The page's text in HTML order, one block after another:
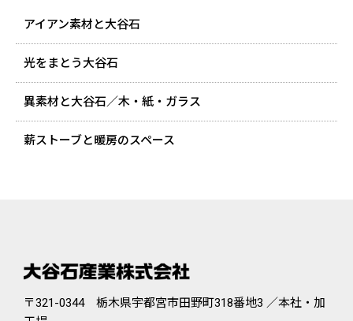
アイアン素材と大谷石
光をまとう大谷石
異素材と大谷石／木・紙・ガラス
薪ストーブと暖房のスペース
〒321-0344 栃木県宇都宮市田野町318番地3 ／本社・加